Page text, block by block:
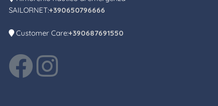
SAILORNET:+390650796666
Customer Care:+390687691550